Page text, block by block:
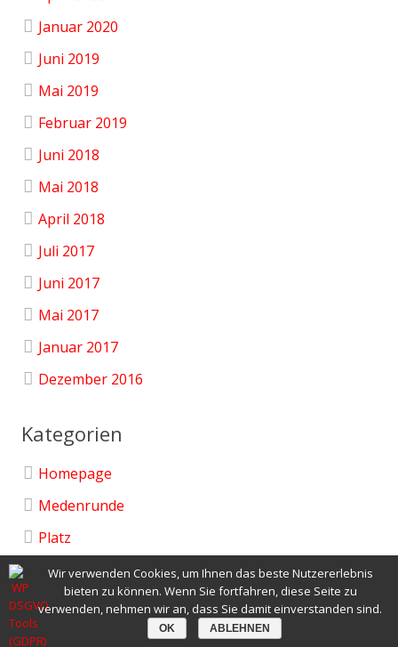
Januar 2020
Juni 2019
Mai 2019
Februar 2019
Juni 2018
Mai 2018
April 2018
Juli 2017
Juni 2017
Mai 2017
Januar 2017
Dezember 2016
Kategorien
Homepage
Medenrunde
Platz
Uncategorized
Verein
Wir verwenden Cookies, um Ihnen das beste Nutzererlebnis
bieten zu können. Wenn Sie fortfahren, diese Seite zu
verwenden, nehmen wir an, dass Sie damit einverstanden sind.
OK ABLEHNEN